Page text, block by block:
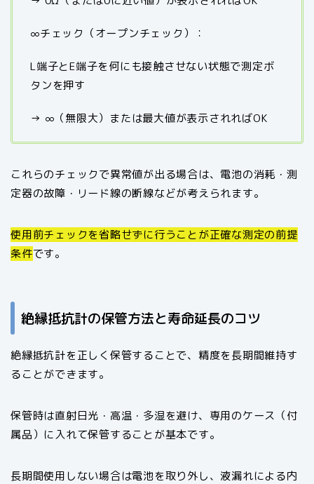
∞チェック（オープンチェック）：
L端子とE端子を何にも接触させない状態で測定ボ
タンを押す
→ ∞（無限大）または最大値が表示されればOK
これらのチェックで異常値が出る場合は、電池の消耗・測
定器の故障・リード線の断線などが考えられます。
使用前チェックを省略せずに行うことが正確な測定の前提
条件です。
絶縁抵抗計の保管方法と寿命延長のコツ
絶縁抵抗計を正しく保管することで、精度を長期間維持す
ることができます。
保管時は直射日光・高温・多湿を避け、専用のケース（付
属品）に入れて保管することが基本です。
長期間使用しない場合は電池を取り外し、液漏れによる内